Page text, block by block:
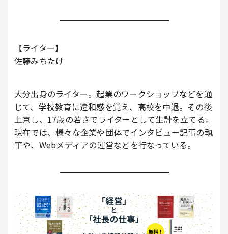
【ライター】
佐藤みちたけ
大分出身のライター。起業のワークショップなどを通
じて、学校教育に違和感を覚え、高校を中退。その後
上京し、17歳の若さでライターとして生計を立てる。
現在では、様々な企業や団体でインタビュー記事の執
筆や、Webメディアの運営などを行なっている。